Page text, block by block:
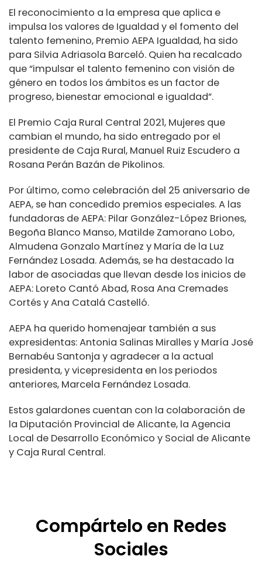
El reconocimiento a la empresa que aplica e
impulsa los valores de Igualdad y el fomento del
talento femenino, Premio AEPA Igualdad, ha sido
para Silvia Adriasola Barceló. Quien ha recalcado
que “impulsar el talento femenino con visión de
género en todos los ámbitos es un factor de
progreso, bienestar emocional e igualdad”.
El Premio Caja Rural Central 2021, Mujeres que
cambian el mundo, ha sido entregado por el
presidente de Caja Rural, Manuel Ruiz Escudero a
Rosana Perán Bazán de Pikolinos.
Por último, como celebración del 25 aniversario de
AEPA, se han concedido premios especiales. A las
fundadoras de AEPA: Pilar González-López Briones,
Begoña Blanco Manso, Matilde Zamorano Lobo,
Almudena Gonzalo Martínez y María de la Luz
Fernández Losada. Además, se ha destacado la
labor de asociadas que llevan desde los inicios de
AEPA: Loreto Cantó Abad, Rosa Ana Cremades
Cortés y Ana Catalá Castelló.
AEPA ha querido homenajear también a sus
expresidentas: Antonia Salinas Miralles y María José
Bernabéu Santonja y agradecer a la actual
presidenta, y vicepresidenta en los periodos
anteriores, Marcela Fernández Losada.
Estos galardones cuentan con la colaboración de
la Diputación Provincial de Alicante, la Agencia
Local de Desarrollo Económico y Social de Alicante
y Caja Rural Central.
Compártelo en Redes
Sociales